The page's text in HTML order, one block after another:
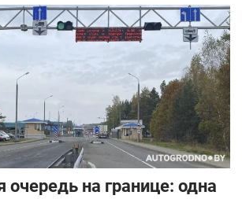
очередь на границе: одна